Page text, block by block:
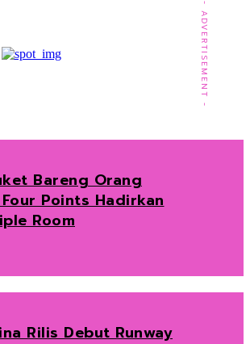
- ADVERTISEMENT -
Bareng Orang
Points Hadirkan
Room
Rilis Debut Runway